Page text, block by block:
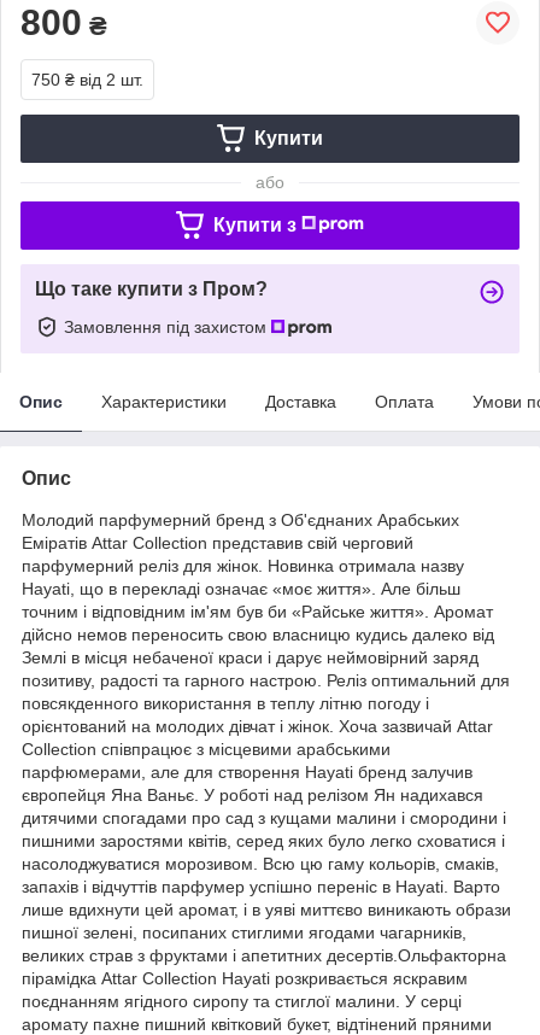
800 ₴
750 ₴ від 2 шт.
Купити
або
Купити з
Що таке купити з Пром?
Замовлення під захистом
Опис Характеристики Доставка Оплата Умови
Опис
Молодий парфумерний бренд з Об'єднаних Арабських
Еміратів Attar Collection представив свій черговий
парфумерний реліз для жінок. Новинка отримала назву
Hayati, що в перекладі означає «моє життя». Але більш
точним і відповідним ім'ям був би «Райське життя». Аромат
дійсно немов переносить свою власницю кудись далеко від
Землі в місця небаченої краси і дарує неймовірний заряд
позитиву, радості та гарного настрою. Реліз оптимальний для
повсякденного використання в теплу літню погоду і
орієнтований на молодих дівчат і жінок. Хоча зазвичай Attar
Collection співпрацює з місцевими арабськими
парфюмерами, але для створення Hayati бренд залучив
європейця Яна Ваньє. У роботі над релізом Ян надихався
дитячими спогадами про сад з кущами малини і смородини і
пишними заростями квітів, серед яких було легко сховатися і
насолоджуватися морозивом. Всю цю гаму кольорів, смаків,
запахів і відчуттів парфумер успішно переніс в Hayati. Варто
лише вдихнути цей аромат, і в уяві миттєво виникають образи
пишної зелені, посипаних стиглими ягодами чагарників,
великих страв з фруктами і апетитних десертів.Ольфакторна
пірамідка Attar Collection Hayati розкривається яскравим
поєднанням ягідного сиропу та стиглої малини. У серці
аромату пахне пишний квітковий букет, відтінений пряними